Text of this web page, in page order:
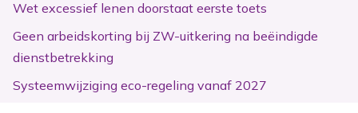
Wet excessief lenen doorstaat eerste toets
Geen arbeidskorting bij ZW-uitkering na beëindigde
dienstbetrekking
Systeemwijziging eco-regeling vanaf 2027